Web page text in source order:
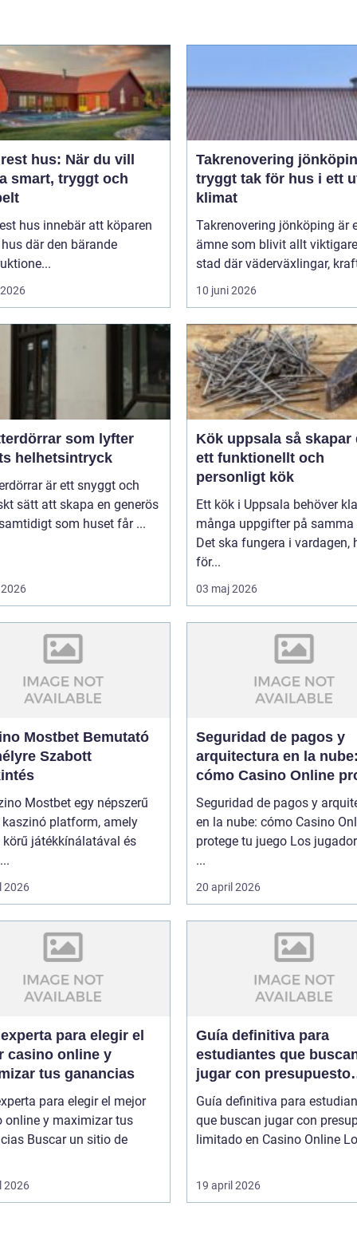
hus: När du vill
smart, tryggt och
hus innebär att köparen
där den bärande
Takrenovering
tryggt tak för hus i ett
klimat
Takrenovering jönköping är
ämne som blivit allt
stad där väderväxlingar,
10 juni 2026
som lyfter
helhetsintryck
är ett snyggt och
sätt att skapa en generös
som huset får ...
Kök uppsala så skapar du
ett funktionellt och
personligt kök
Ett kök i Uppsala behöver
många uppgifter på samma
Det ska fungera i vardagen,
för...
03 maj 2026
Mostbet Bemutató
Szabott
Mostbet egy népszerű
platform, amely
körű játékkínálatával és
2026
Seguridad de pagos y
arquitectura en la
cómo Casino Online
tu juego
Seguridad de pagos y
en la nube: cómo Casino
protege tu juego Los
...
20 april 2026
para elegir el
casino online y
tus ganancias
para elegir el mejor
online y maximizar tus
un sitio de
2026
Guía definitiva para
estudiantes que
jugar con presupuesto
limitado en Casino
Guía definitiva para
que buscan jugar con
limitado
19 april 2026